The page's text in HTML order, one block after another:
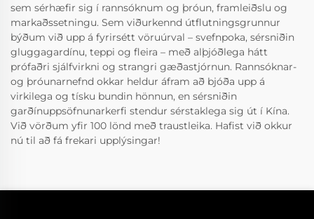
sem sérhæfir sig í rannsóknum og þróun, framleiðslu og
markaðssetningu. Sem viðurkennd útflutningsgrunnur
býðum við upp á fyrirsétt vöruúrval – svefnpoka, sérsniðin
gluggagardínu, teppi og fleira – með alþjóðlega hátt
prófaðri sjálfvirkni og strangri gæðastjórnun. Rannsóknar-
og þróunarnefnd okkar heldur áfram að bjóða upp á
virkilega og tísku bundin hönnun, en sérsniðin
garðínuppsöfnunarkerfi stendur sérstaklega sig út í Kína.
Við vörðum yfir 100 lönd með traustleika. Hafist við okkur
nú til að fá frekari upplýsingar!